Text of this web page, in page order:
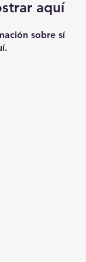
aquí
sobre sí